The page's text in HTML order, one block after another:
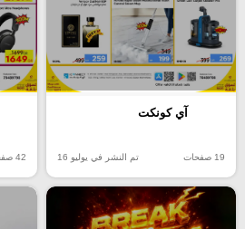
آي كونكت
19 صفحات تم النشر في يوليو 16 42 صفحات